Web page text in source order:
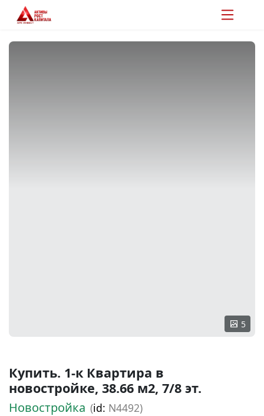
5
Купить. 1-к Квартира в
новостройке, 38.66 м2, 7/8 эт.
Новостройка (id: N4492)